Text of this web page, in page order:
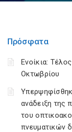
Πρόσφατα
Ενοίκια:
Οκτωβρίου
ανάδειξη της
του
πνευματικών